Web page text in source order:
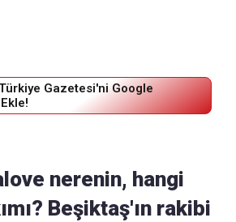
Gazetesi'ni Google
nerenin, hangi
Beşiktaş'ın rakibi